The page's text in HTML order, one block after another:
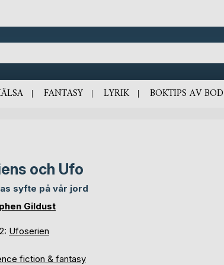
FANTASY LYRIK BOKTIPS AV BOD
och Ufo
syfte på vår jord
Gildust
Ufoserien
fiction & fantasy